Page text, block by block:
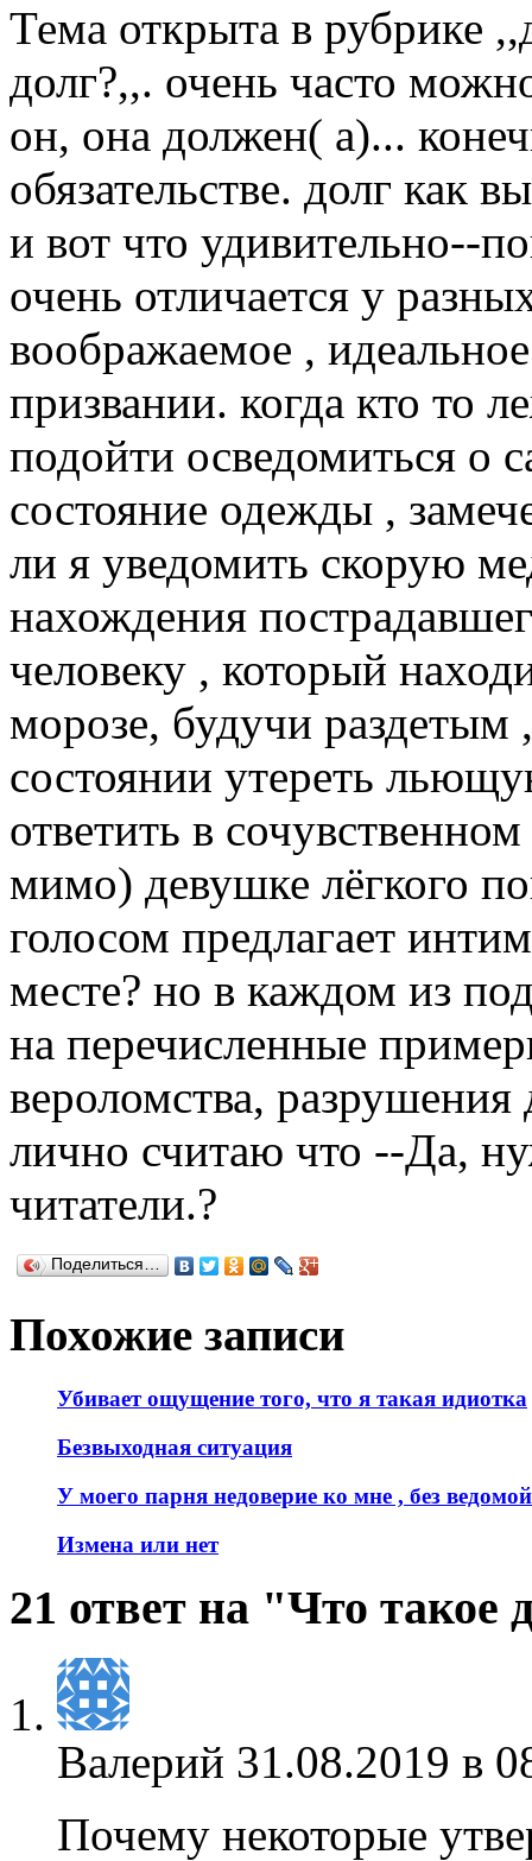
Тема открыта в рубрике
долг?,,. очень часто
он, она должен( а)...
обязательстве. долг как
и вот что удивительно--
очень отличается у
воображаемое ,
призвании. когда кто то
подойти осведомиться о
состояние одежды ,
ли я уведомить скорую
нахождения
человеку , который
морозе, будучи
состоянии утереть
ответить в
мимо) девушке лёгкого
голосом предлагает
месте? но в каждом из
на перечисленные
вероломства,
лично считаю что --Да,
читатели.?
Поделиться…
Похожие записи
Убивает ощущение того, что я такая идиотка
Безвыходная ситуация
У моего парня недоверие ко мне , без
Измена или нет
21 ответ на "Что такое
Валерий 31.08.2019 в
Почему некоторые